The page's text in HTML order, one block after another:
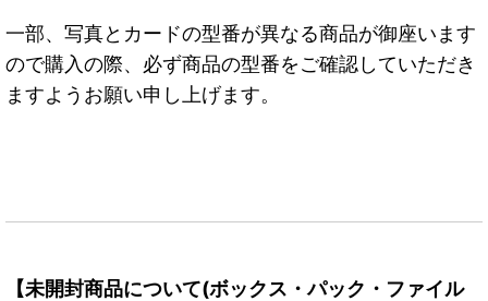
一部、写真とカードの型番が異なる商品が御座います
ので購入の際、必ず商品の型番をご確認していただき
ますようお願い申し上げます。
【未開封商品について(ボックス・パック・ファイル